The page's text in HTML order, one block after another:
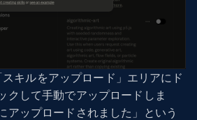
スキルをアップロード」エリアにド
クして手動でアップロードしま
アップロードされました」という